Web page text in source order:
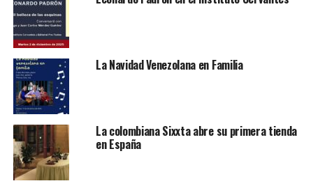
siguieron restaurantes en Chicago, Miami, Dubái, Doha y
más. «Diario El Comercio. Todos los derechos
reservados.»
La Mar Madrid estará ubicada estratégicamente en
Avenida del General Perón, 36, muy cerca al
emblemático estadio Santiago Bernabeu.
La Navidad Venezolana en Familia
La colombiana Sixxta abre su primera tienda
en España